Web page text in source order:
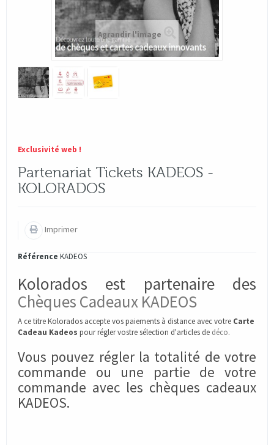
Agrandir l'image
Exclusivité web !
Partenariat Tickets KADEOS -
KOLORADOS
Imprimer
Référence KADEOS
Kolorados est partenaire des
Chèques Cadeaux KADEOS
A ce titre Kolorados accepte vos paiements à distance avec votre Carte
Cadeau Kadeos pour régler vostre sélection d'articles de déco.
Vous pouvez régler la totalité de votre
commande ou une partie de votre
commande avec les chèques cadeaux
KADEOS.